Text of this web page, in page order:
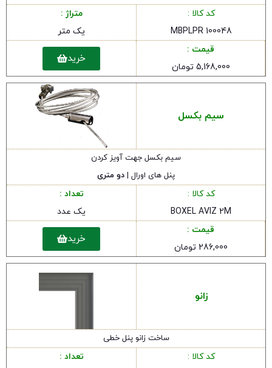
کد کالا :
MBPLPR 100048
متراژ :
یک متر
قیمت :
5,168,000 تومان
خرید
سیم بکسل
سیم بکسل جهت آویز کردن
پنل های اورال | دو متری
کد کالا :
BOXEL AVIZ 2M
تعداد :
یک عدد
قیمت :
286,000 تومان
خرید
زانو
ساخت زانو پنل خطی
کد کالا :
تعداد :